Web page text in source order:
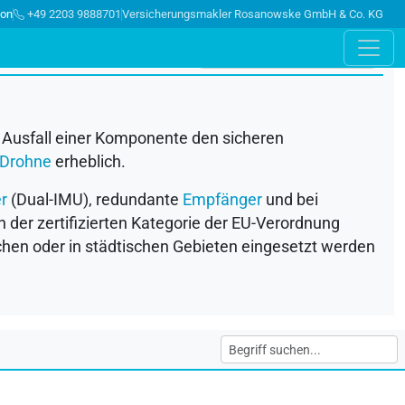
+49 2203 9888701 Versicherungsmakler Rosanowske GmbH & Co. KG
einer Komponente den sicheren
Drohne erheblich.
(Dual- IMU), redundante Empfänger und bei
zertifizierten Kategorie der EU-Verordnung
oder in städtischen Gebieten eingesetzt werden